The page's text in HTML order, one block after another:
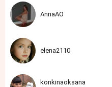
AnnaAO
elena2110
konkinaoksana